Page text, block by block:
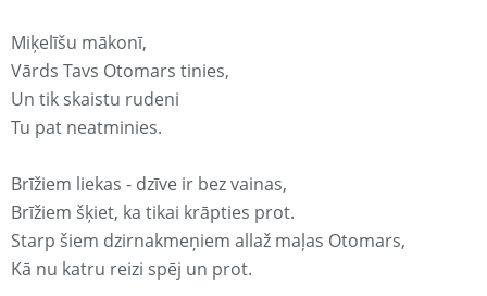
Miķelīšu mākonī,
Vārds Tavs Otomars tinies,
Un tik skaistu rudeni
Tu pat neatminies.
Brīžiem liekas - dzīve ir bez vainas,
Brīžiem šķiet, ka tikai krāpties prot.
Starp šiem dzirnakmeņiem allaž maļas Otomars,
Kā nu katru reizi spēj un prot.